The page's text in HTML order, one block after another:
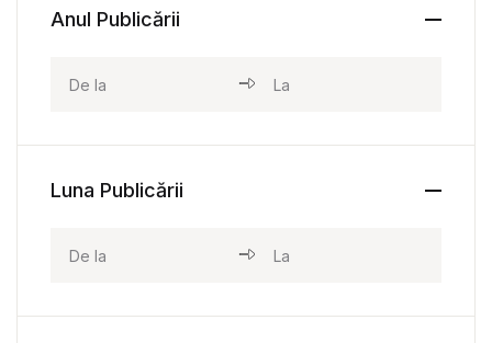
Anul Publicării
Luna Publicării